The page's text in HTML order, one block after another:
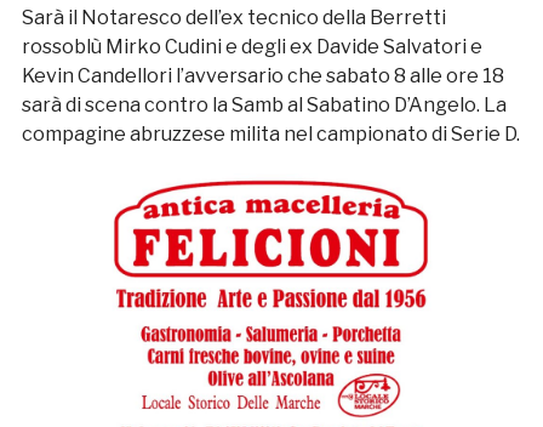
Sarà il Notaresco dell’ex tecnico della Berretti
rossoblù Mirko Cudini e degli ex Davide Salvatori e
Kevin Candellori l’avversario che sabato 8 alle ore 18
sarà di scena contro la Samb al Sabatino D’Angelo. La
compagine abruzzese milita nel campionato di Serie D.